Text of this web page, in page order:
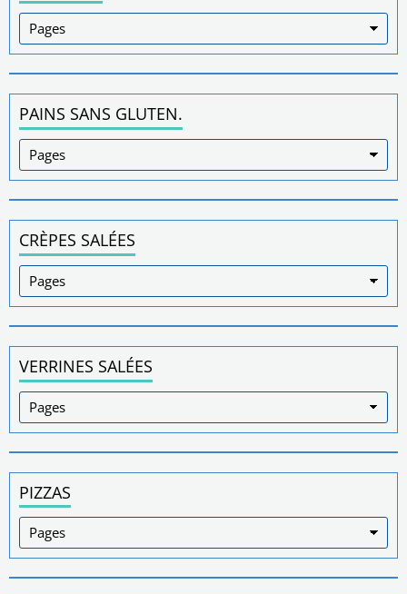
PAINS SANS GLUTEN.
CRÈPES SALÉES
VERRINES SALÉES
PIZZAS